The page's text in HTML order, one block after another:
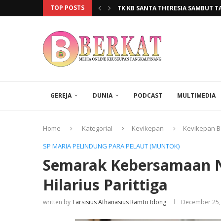
TOP POSTS
TK KB SANTA THERESIA SAMBUT
GEREJA DUNIA PODCAST MULTIMEDIA
Home Kategorial Kevikepan Kevikepan
SP MARIA PELINDUNG PARA PELAUT (MUNTOK)
Semarak Kebersamaan
Hilarius Parittiga
written byTarsisius Athanasius Ramto Idong December